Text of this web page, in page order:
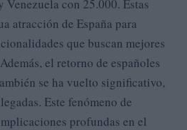
con 25.000. Estas
atracción de España para
que buscan mejores
el retorno de españoles
se ha vuelto significativo,
Este fenómeno de
profundas en el